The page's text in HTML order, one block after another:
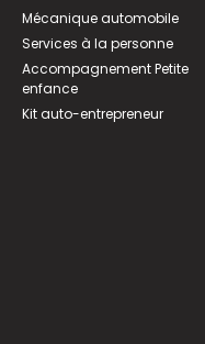
Mécanique automobile
Services à la personne
Accompagnement Petite
enfance
Kit auto-entrepreneur